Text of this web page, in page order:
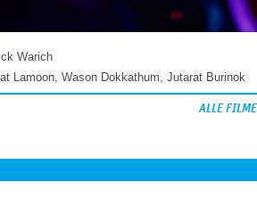
Warich
Lamoon, Wason Dokkathum, Jutarat Burinok
ALLE FILME